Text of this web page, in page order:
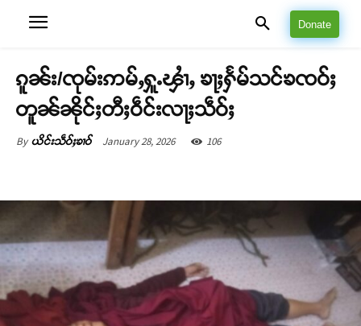
Donate
ၵူၼ်း/ၸုမ်းဢမ်ႇႁူႉၾၢႆႇ ၶႃႈႁႅမ်သင်ၶၸဝ်ႈ
တူၼ်ၼိုင်ႈတီႈဝဵင်းလႃႈသဵဝ်ႈ
By ယိင်းသဵဝ်ႈၶၢဝ် January 28, 2026 106